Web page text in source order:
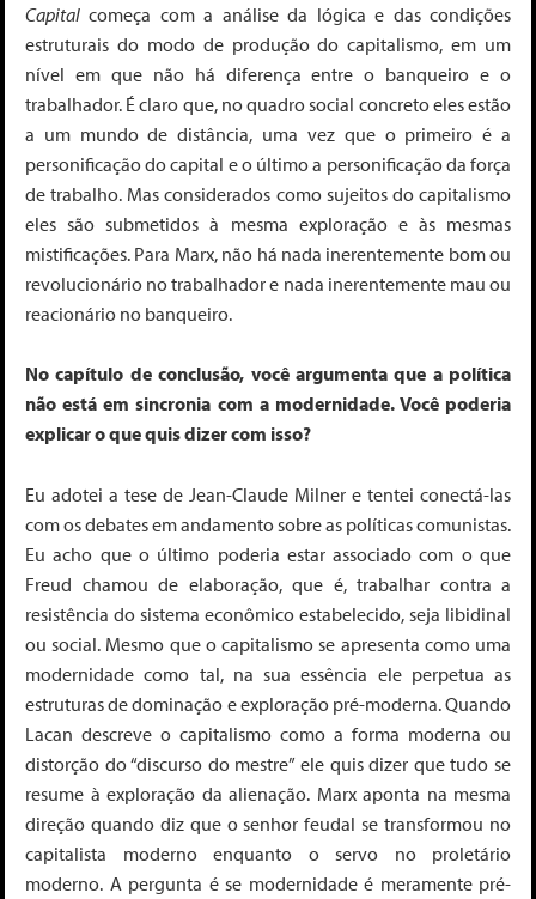
Capital começa com a análise da lógica e das condições
estruturais do modo de produção do capitalismo, em um
nível em que não há diferença entre o banqueiro e o
trabalhador. É claro que, no quadro social concreto eles estão
a um mundo de distância, uma vez que o primeiro é a
personificação do capital e o último a personificação da força
de trabalho. Mas considerados como sujeitos do capitalismo
eles são submetidos à mesma exploração e às mesmas
mistificações. Para Marx, não há nada inerentemente bom ou
revolucionário no trabalhador e nada inerentemente mau ou
reacionário no banqueiro.
No capítulo de conclusão, você argumenta que a política
não está em sincronia com a modernidade. Você poderia
explicar o que quis dizer com isso?
Eu adotei a tese de Jean-Claude Milner e tentei conectá-las
com os debates em andamento sobre as políticas comunistas.
Eu acho que o último poderia estar associado com o que
Freud chamou de elaboração, que é, trabalhar contra a
resistência do sistema econômico estabelecido, seja libidinal
ou social. Mesmo que o capitalismo se apresenta como uma
modernidade como tal, na sua essência ele perpetua as
estruturas de dominação e exploração pré-moderna. Quando
Lacan descreve o capitalismo como a forma moderna ou
distorção do “discurso do mestre” ele quis dizer que tudo se
resume à exploração da alienação. Marx aponta na mesma
direção quando diz que o senhor feudal se transformou no
capitalista moderno enquanto o servo no proletário
moderno. A pergunta é se modernidade é meramente pré-